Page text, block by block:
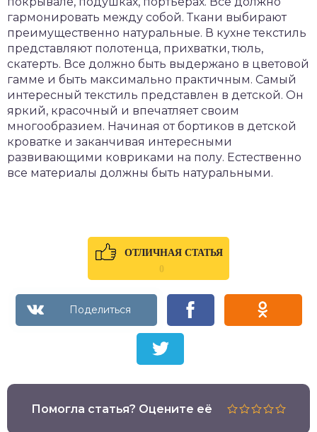
гармонировать между собой. Ткани выбирают
преимущественно натуральные. В кухне текстиль
представляют полотенца, прихватки, тюль,
скатерть. Все должно быть выдержано в цветовой
гамме и быть максимально практичным. Самый
интересный текстиль представлен в детской. Он
яркий, красочный и впечатляет своим
многообразием. Начиная от бортиков в детской
кроватке и заканчивая интересными
развивающими ковриками на полу. Естественно
все материалы должны быть натуральными.
ОТЛИЧНАЯ СТАТЬЯ
0
Помогла статья? Оцените её